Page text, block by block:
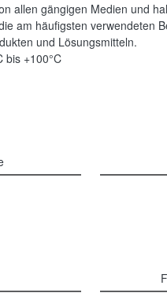
allen gängigen Medien und
am häufigsten verwendeten
und Lösungsmitteln.
bis +100°C